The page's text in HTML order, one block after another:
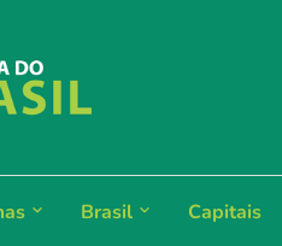
Brasil Capitais